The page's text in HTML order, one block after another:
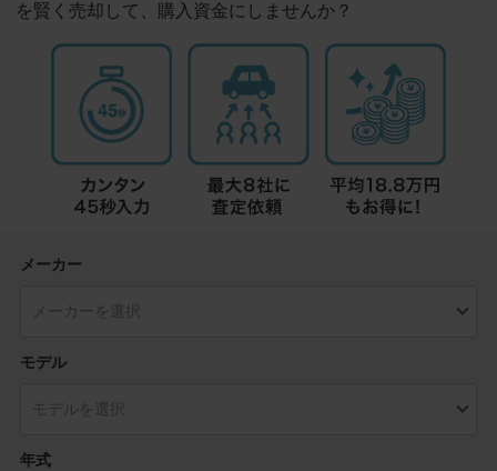
を賢く売却して、購入資金にしませんか？
メーカー
モデル
年式